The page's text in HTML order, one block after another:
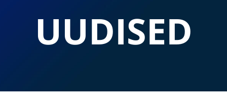
UUDISED